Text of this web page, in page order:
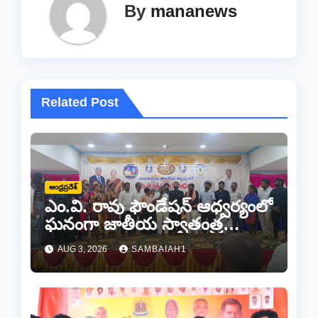
By mananews
Related Post
ఆంధ్రప్రదేశ్
ఎం.వి. రావు ఫౌండేషన్ ఆధ్వర్యంలో
ఘనంగా జాతీయ స్వాతంత్ర
సమరయోధుల పురస్కారాలు
ప్రధానోత్సవం వేడుకలు
AUG 3, 2026 SAMBAIAH1